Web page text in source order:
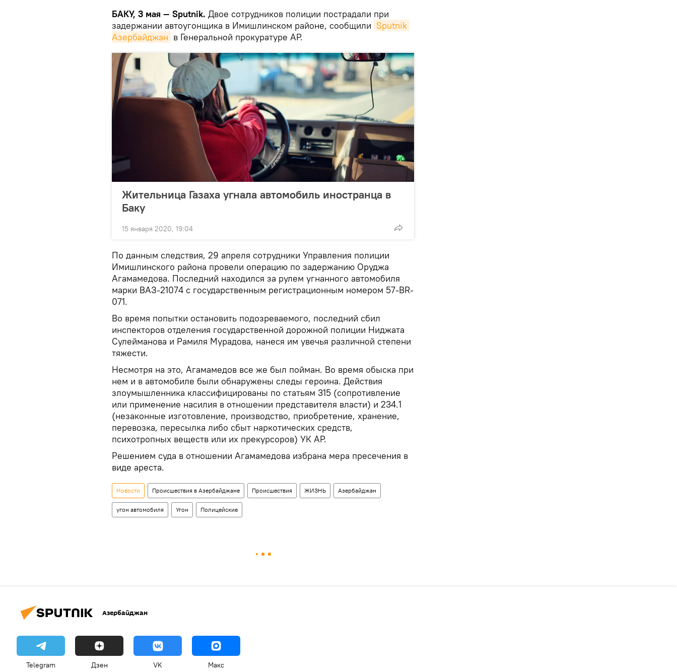
БАКУ, 3 мая — Sputnik. Двое сотрудников полиции пострадали при
задержании автоугонщика в Имишлинском районе, сообщили Sputnik
Азербайджан в Генеральной прокуратуре АР.
Жительница Газаха угнала автомобиль иностранца в
Баку
15 января 2020, 19:04
По данным следствия, 29 апреля сотрудники Управления полиции
Имишлинского района провели операцию по задержанию Оруджа
Агамамедова. Последний находился за рулем угнанного автомобиля
марки ВАЗ-21074 с государственным регистрационным номером 57-BR-
071.
Во время попытки остановить подозреваемого, последний сбил
инспекторов отделения государственной дорожной полиции Ниджата
Сулейманова и Рамиля Мурадова, нанеся им увечья различной степени
тяжести.
Несмотря на это, Агамамедов все же был пойман. Во время обыска при
нем и в автомобиле были обнаружены следы героина. Действия
злоумышленника классифицированы по статьям 315 (сопротивление
или применение насилия в отношении представителя власти) и 234.1
(незаконные изготовление, производство, приобретение, хранение,
перевозка, пересылка либо сбыт наркотических средств,
психотропных веществ или их прекурсоров) УК АР.
Решением суда в отношении Агамамедова избрана мера пресечения в
виде ареста.
Новости Происшествия в Азербайджане Происшествия ЖИЗНЬ Азербайджан
угон автомобиля Угон Полицейские
Азербайджан
Telegram Дзен VK Макс